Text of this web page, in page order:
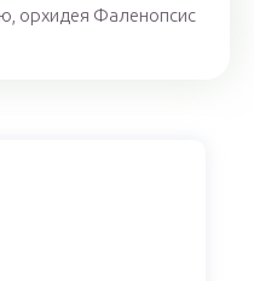
орхидея Фаленопсис